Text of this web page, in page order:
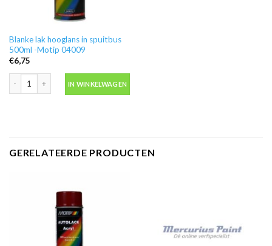
Blanke lak hooglans in spuitbus
500ml -Motip 04009
€6,75
Blanke lak hooglans in spuitbus 500ml -Motip 04009 aantal
IN WINKELWAGEN
GERELATEERDE PRODUCTEN